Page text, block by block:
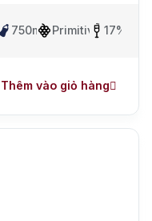
750ml Primitivo 17%
Thêm vào giỏ hàng